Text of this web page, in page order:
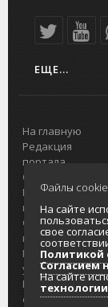
ЕЩЕ...
На главную
Редакция
портала
О проекте
Реклама на
портале
Отзывы и
предложения
Интернет-
услуги
Разработка
сайтов
Файлы
На сайте
свое
Политикой
Согласием
На сайте
технологии